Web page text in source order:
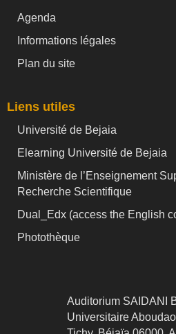
Agenda
Informations légales
Plan du site
Liens utiles
Université de Bejaia
Elearning Université de Bejaia
Ministère de l’Enseignement
Recherche Scientifique
Dual_Edx (access the English
Photothèque
Auditorium SAIDANI
Universitaire